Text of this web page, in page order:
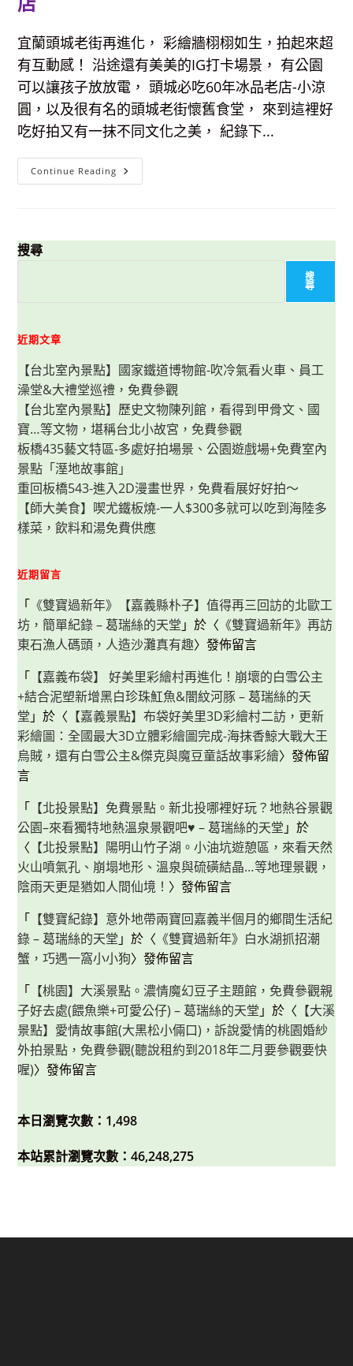
宜蘭頭城老街再進化， 彩繪牆栩栩如生，拍起來超
有互動感！ 沿途還有美美的IG打卡場景， 有公園
可以讓孩子放放電， 頭城必吃60年冰品老店-小涼
圓，以及很有名的頭城老街懷舊食堂， 來到這裡好
吃好拍又有一抹不同文化之美， 紀錄下...
Continue Reading 【宜
蘭
頭
卡
場
景
與
必
吃
冰
品
老
店
搜尋
搜
尋
近期文章
【台北室內景點】國家鐵道博物館-吹冷氣看火車、員工
澡堂&大禮堂巡禮，免費參觀
【台北室內景點】歷史文物陳列館，看得到甲骨文、國
寶…等文物，堪稱台北小故宮，免費參觀
板橋435藝文特區-多處好拍場景、公園遊戲場+免費室內
景點「溼地故事館」
重回板橋543-進入2D漫畫世界，免費看展好好拍～
【師大美食】喫尤鐵板燒-一人$300多就可以吃到海陸多
樣菜，飲料和湯免費供應
近期留言
「 《雙寶過新年》【嘉義縣朴子】值得再三回訪的北歐工
坊，簡單紀錄 – 葛瑞絲的天堂 」於〈 《雙寶過新年》再訪
東石漁人碼頭，人造沙灘真有趣〉發佈留言
「 【嘉義布袋】 好美里彩繪村再進化！崩壞的白雪公主
+結合泥塑新增黑白珍珠魟魚&闇紋河豚 – 葛瑞絲的天
堂 」於〈 【嘉義景點】布袋好美里3D彩繪村二訪，更新
彩繪圖：全國最大3D立體彩繪圖完成-海抹香鯨大戰大王
烏賊，還有白雪公主&傑克與魔豆童話故事彩繪〉發佈留
言
「 【北投景點】免費景點。新北投哪裡好玩？地熱谷景觀
公園–來看獨特地熱溫泉景觀吧♥ – 葛瑞絲的天堂 」於
〈 【北投景點】陽明山竹子湖。小油坑遊憩區，來看天然
火山噴氣孔、崩塌地形、溫泉與硫磺結晶…等地理景觀，
陰雨天更是猶如人間仙境！ 〉發佈留言
「 【雙寶紀錄】意外地帶兩寶回嘉義半個月的鄉間生活紀
錄 – 葛瑞絲的天堂 」於〈 《雙寶過新年》白水湖抓招潮
蟹，巧遇一窩小小狗〉發佈留言
「 【桃園】大溪景點。濃情魔幻豆子主題館，免費參觀親
子好去處(餵魚樂+可愛公仔) – 葛瑞絲的天堂 」於〈 【大溪
景點】愛情故事館(大黑松小倆口)，訴說愛情的桃園婚紗
外拍景點，免費參觀(聽說租約到2018年二月要參觀要快
喔)〉發佈留言
本日瀏覽次數：1,498
本站累計瀏覽次數：46,248,275